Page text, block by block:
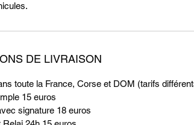
DE LIVRAISON
toute la France, Corse et DOM (tarifs
15 euros
signature 18 euros